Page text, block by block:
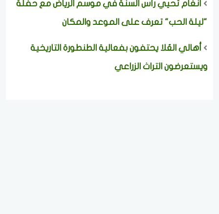
أنغام تحيي رأس السنة في موسم الرياض مع حفلة
"ليلة الحب" تعرف على الموعد والمكان
أهالي العُلا يحتفون بفعالية الطنطورة التاريخية
ويستعرضون التراث الزراعي